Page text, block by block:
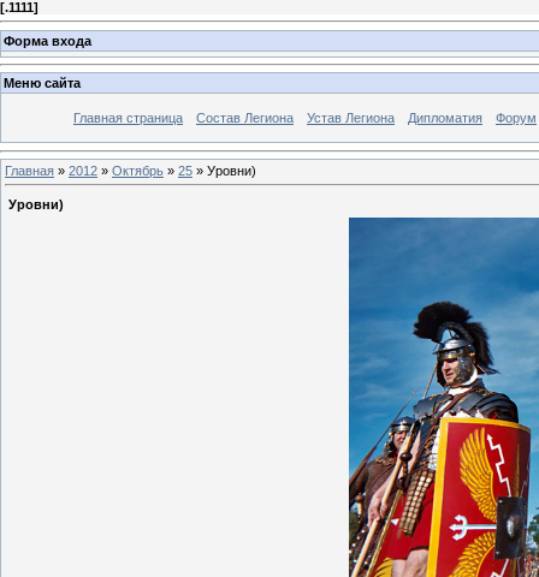
[.1111]
Форма входа
Меню сайта
Главная страница Состав Легиона Устав Легиона Дипломатия Форум
Главная » 2012 » Октябрь » 25 » Уровни)
Уровни)